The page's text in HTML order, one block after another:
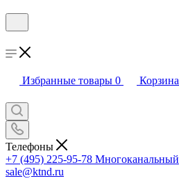
Избранные товары 0 Корзина
Телефоны
+7 (495) 225-95-78 Многоканальный
sale@ktnd.ru